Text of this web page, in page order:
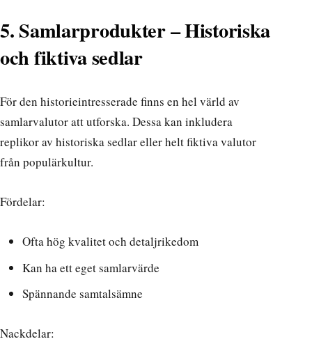
5. Samlarprodukter – Historiska
och fiktiva sedlar
För den historieintresserade finns en hel värld av
samlarvalutor att utforska. Dessa kan inkludera
replikor av historiska sedlar eller helt fiktiva valutor
från populärkultur.
Fördelar:
Ofta hög kvalitet och detaljrikedom
Kan ha ett eget samlarvärde
Spännande samtalsämne
Nackdelar: